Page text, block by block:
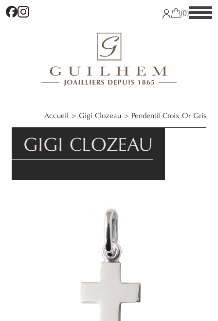
Facebook (0)
Accueil Gigi Clozeau Pendentif Croix Or Gris
GIGI CLOZEAU